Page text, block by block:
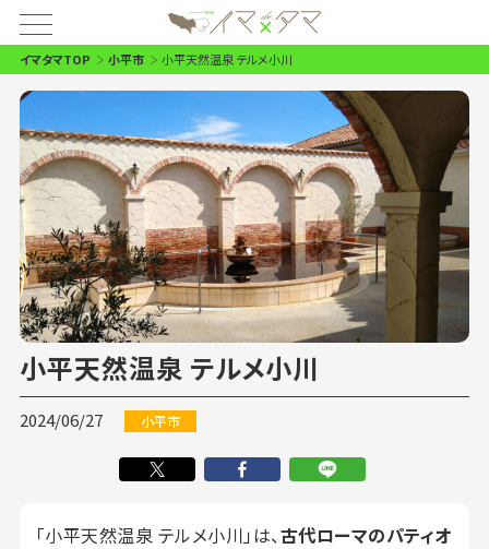
イマタマTOP 小平市 小平天然温泉 テルメ小川
小平天然温泉 テルメ小川
2024/06/27 小平市
「小平天然温泉 テルメ小川」は、古代ローマのパティオ